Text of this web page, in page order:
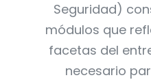
Seguridad)
módulos que
facetas del
necesario